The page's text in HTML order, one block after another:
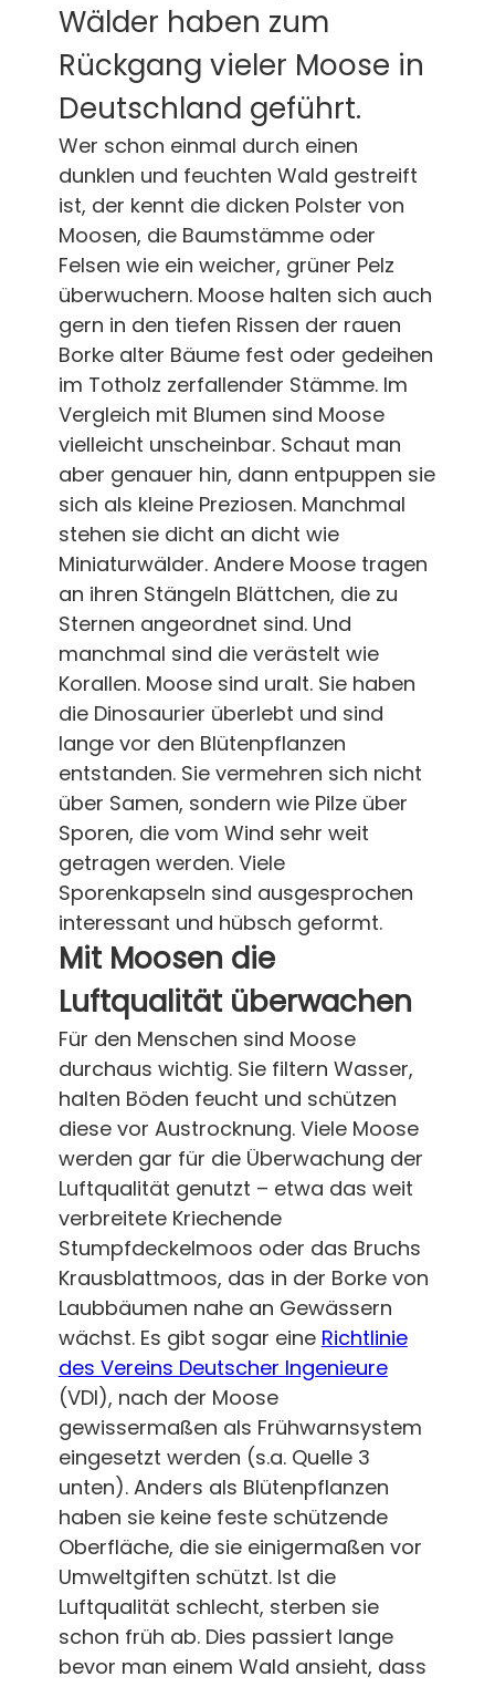
Wälder haben zum
Rückgang vieler Moose in
Deutschland geführt.
Wer schon einmal durch einen
dunklen und feuchten Wald gestreift
ist, der kennt die dicken Polster von
Moosen, die Baumstämme oder
Felsen wie ein weicher, grüner Pelz
überwuchern. Moose halten sich auch
gern in den tiefen Rissen der rauen
Borke alter Bäume fest oder gedeihen
im Totholz zerfallender Stämme. Im
Vergleich mit Blumen sind Moose
vielleicht unscheinbar. Schaut man
aber genauer hin, dann entpuppen sie
sich als kleine Preziosen. Manchmal
stehen sie dicht an dicht wie
Miniaturwälder. Andere Moose tragen
an ihren Stängeln Blättchen, die zu
Sternen angeordnet sind. Und
manchmal sind die verästelt wie
Korallen. Moose sind uralt. Sie haben
die Dinosaurier überlebt und sind
lange vor den Blütenpflanzen
entstanden. Sie vermehren sich nicht
über Samen, sondern wie Pilze über
Sporen, die vom Wind sehr weit
getragen werden. Viele
Sporenkapseln sind ausgesprochen
interessant und hübsch geformt.
Mit Moosen die
Luftqualität überwachen
Für den Menschen sind Moose
durchaus wichtig. Sie filtern Wasser,
halten Böden feucht und schützen
diese vor Austrocknung. Viele Moose
werden gar für die Überwachung der
Luftqualität genutzt – etwa das weit
verbreitete Kriechende
Stumpfdeckelmoos oder das Bruchs
Krausblattmoos, das in der Borke von
Laubbäumen nahe an Gewässern
wächst. Es gibt sogar eine Richtlinie
des Vereins Deutscher Ingenieure
(VDI), nach der Moose
gewissermaßen als Frühwarnsystem
eingesetzt werden (s.a. Quelle 3
unten). Anders als Blütenpflanzen
haben sie keine feste schützende
Oberfläche, die sie einigermaßen vor
Umweltgiften schützt. Ist die
Luftqualität schlecht, sterben sie
schon früh ab. Dies passiert lange
bevor man einem Wald ansieht, dass